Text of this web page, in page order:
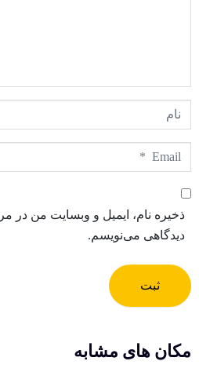
Email
*
ذخیره نام، ایمیل و وبسایت من در
دیدگاهی می‌نویسم.
ثبت
مکان های مشابه